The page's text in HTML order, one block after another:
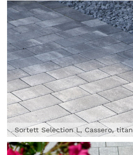
Sortett Selection L, Cassero, titan